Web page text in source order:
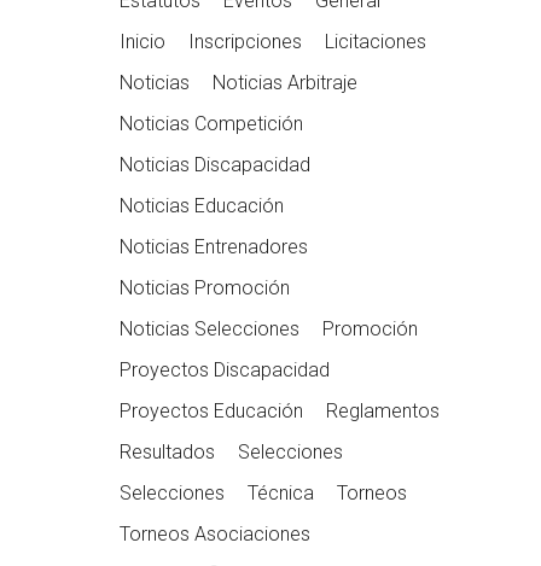
Inicio
Inscripciones
Licitaciones
Noticias
Noticias Arbitraje
Noticias Competición
Noticias Discapacidad
Noticias Educación
Noticias Entrenadores
Noticias Promoción
Noticias Selecciones
Promoción
Proyectos Discapacidad
Proyectos Educación
Reglamentos
Resultados
Selecciones
Selecciones
Técnica
Torneos
Torneos Asociaciones